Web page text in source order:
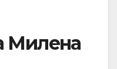
Милена